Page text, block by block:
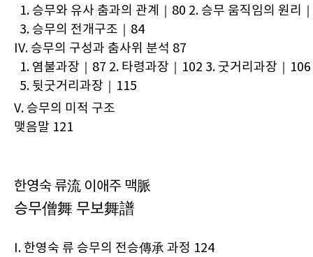
1. 승무와 유사 춤과의 관계｜80 2. 승무 움직임의 원리
3. 승무의 전개구조｜84
IV. 승무의 구성과 춤사위 분석 87
1. 염불과장｜87 2. 타령과장｜102 3. 굿거리과장｜
5. 뒷굿거리과장｜115
V. 승무의 미적 구조
맺음말 121
한영숙 류流 이애주 맥脈
승무僧舞 무보舞譜
I. 한영숙 류 승무의 전승傳承 과정 124